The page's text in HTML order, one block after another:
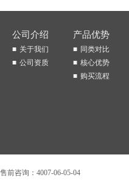
公司介绍
关于我们
公司资质
产品优势
同类对比
核心优势
购买流程
售前咨询：4007-06-05-04